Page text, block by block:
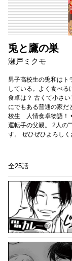
兎と鷹の巣
瀬戸ミクモ
男子高校生の兎和はト
している。よく食べ
食卓は？ 古くて小さ
にでもある普通の家
校生 人情食卓物語！
運転手の父親。 2人の
す。 ぜひぜひよろし
全25話